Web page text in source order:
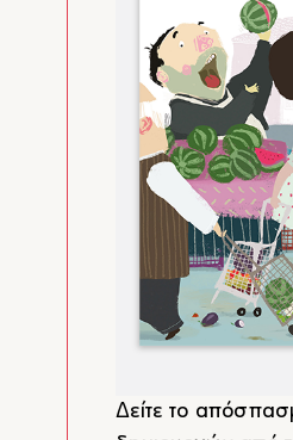
Δείτε το